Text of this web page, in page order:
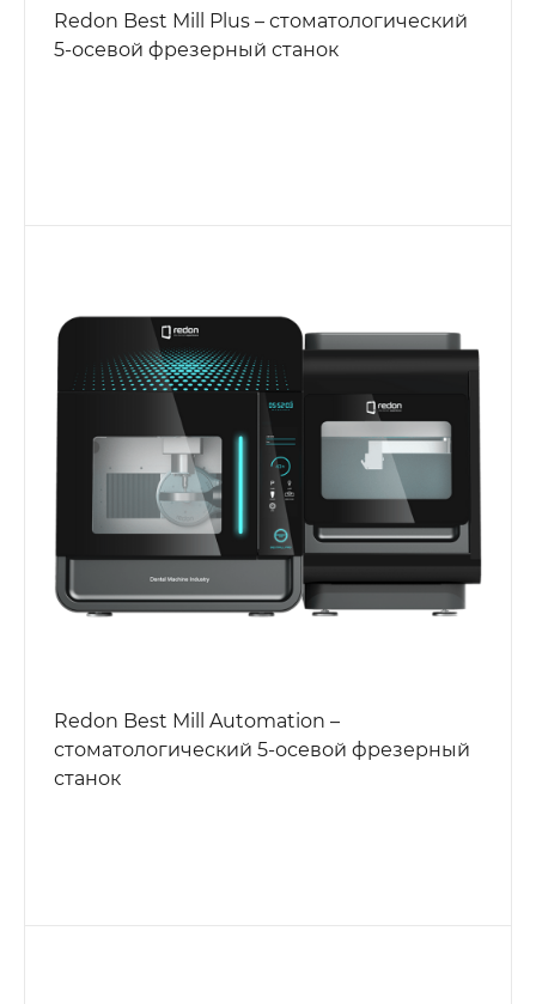
Redon Best Mill Plus – стоматологический
5-осевой фрезерный станок
Redon Best Mill Automation –
стоматологический 5-осевой фрезерный
станок